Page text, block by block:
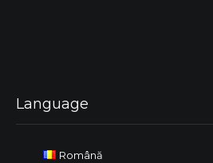
Language
Română